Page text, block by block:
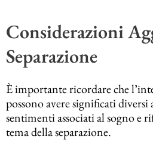
Considerazioni
Separazione
È importante ricordare che
possono avere significati
sentimenti associati al sogno e
tema della separazione.